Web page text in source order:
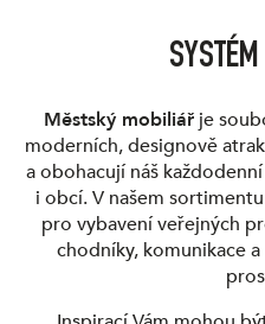
Městský mobiliář je
moderních, designově
a obohacují náš
i obcí. V našem
pro vybavení veřejných
chodníky, komunikace